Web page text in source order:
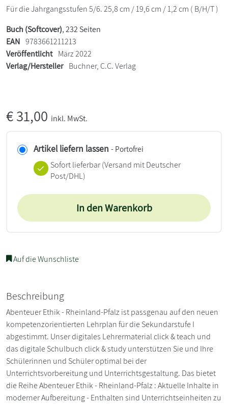
Für die Jahrgangsstufen 5/6. 25,8 cm / 19,6 cm / 1,2 cm ( B/H/T )
Buch (Softcover), 232 Seiten
EAN 9783661211213
Veröffentlicht März 2022
Verlag/Hersteller Buchner, C.C. Verlag
€31,00 inkl. MwSt.
Artikel liefern lassen - Portofrei
Sofort lieferbar(Versand mit Deutscher
Post/DHL)
In den Warenkorb
Auf die Wunschliste
Beschreibung
Abenteuer Ethik - Rheinland-Pfalz ist passgenau auf den neuen
kompetenzorientierten Lehrplan für die Sekundarstufe I
abgestimmt. Unser digitales Lehrermaterial click & teach und
das digitale Schulbuch click & study unterstützen Sie und Ihre
Schülerinnen und Schüler optimal bei der
Unterrichtsvorbereitung und Unterrichtsgestaltung. Das bietet
die Reihe Abenteuer Ethik - Rheinland-Pfalz : Aktuelle Inhalte in
moderner Aufbereitung - Enthalten sind Unterrichtseinheiten zu